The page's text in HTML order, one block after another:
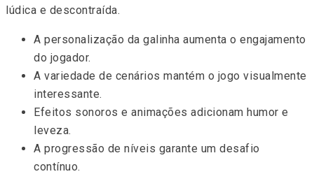
lúdica e descontraída.
A personalização da galinha aumenta o engajamento
do jogador.
A variedade de cenários mantém o jogo visualmente
interessante.
Efeitos sonoros e animações adicionam humor e
leveza.
A progressão de níveis garante um desafio
contínuo.